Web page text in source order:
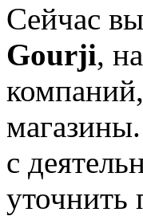
Сейчас
Gourji,
с